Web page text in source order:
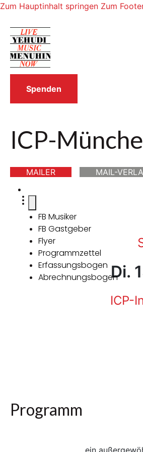
Zum Hauptinhalt springen Zum
Spenden
ICP-
MAILER MAIL-
FB Musiker
FB Gastgeber
Flyer
Programmzettel
Erfassungsbogen
AbrechnungsbogenDi.
ICP-
Programm
ein